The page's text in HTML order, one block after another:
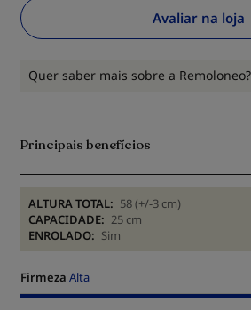
Avaliar na loja
Quer saber mais sobre a Remoloneo?
Principais benefícios
ALTURA TOTAL: 58 (+/-3 cm)
CAPACIDADE: 25 cm
ENROLADO: Sim
Firmeza Alta